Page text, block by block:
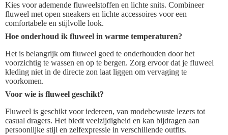
Kies voor ademende fluweelstoffen en lichte snits. Combineer
fluweel met open sneakers en lichte accessoires voor een
comfortabele en stijlvolle look.
Hoe onderhoud ik fluweel in warme temperaturen?
Het is belangrijk om fluweel goed te onderhouden door het
voorzichtig te wassen en op te bergen. Zorg ervoor dat je fluweel
kleding niet in de directe zon laat liggen om vervaging te
voorkomen.
Voor wie is fluweel geschikt?
Fluweel is geschikt voor iedereen, van modebewuste lezers tot
casual dragers. Het biedt veelzijdigheid en kan bijdragen aan
persoonlijke stijl en zelfexpressie in verschillende outfits.